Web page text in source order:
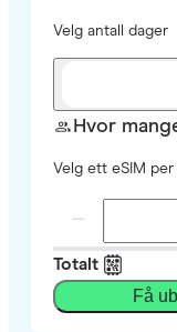
Velg antall dager
Hvor
Velg ett eSIM per
Totalt
Få